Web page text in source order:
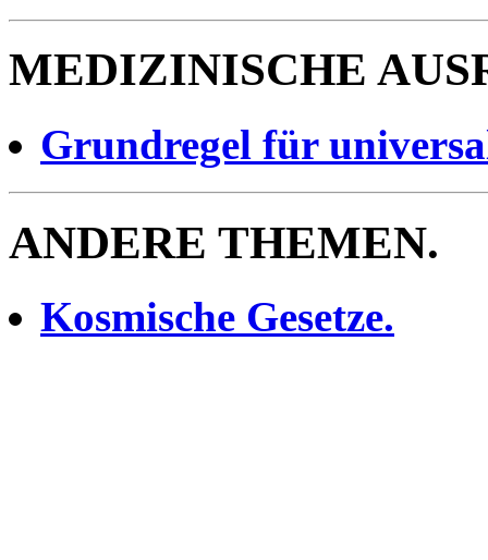
MEDIZINISCHE
Grundregel für
ANDERE THEMEN.
Kosmische Gesetze.